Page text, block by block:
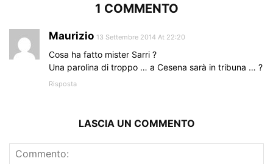
1 COMMENTO
Maurizio 13 Settembre 2014 At 22:20
Cosa ha fatto mister Sarri ?
Una parolina di troppo … a Cesena sarà in tribuna … ?
Risposta
LASCIA UN COMMENTO